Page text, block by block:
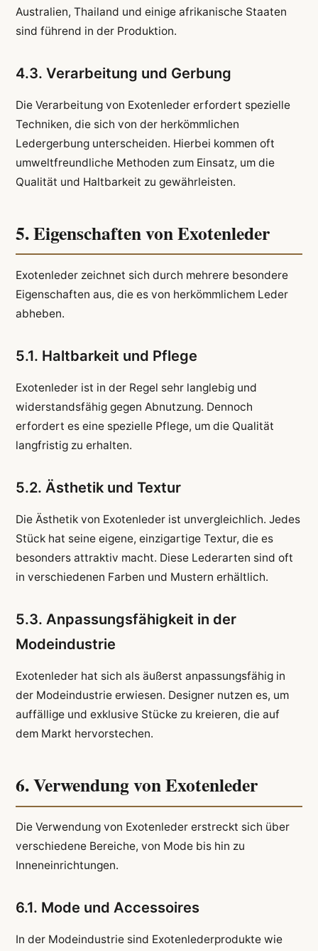
Australien, Thailand und einige afrikanische Staaten
sind führend in der Produktion.
4.3. Verarbeitung und Gerbung
Die Verarbeitung von Exotenleder erfordert spezielle
Techniken, die sich von der herkömmlichen
Ledergerbung unterscheiden. Hierbei kommen oft
umweltfreundliche Methoden zum Einsatz, um die
Qualität und Haltbarkeit zu gewährleisten.
5. Eigenschaften von Exotenleder
Exotenleder zeichnet sich durch mehrere besondere
Eigenschaften aus, die es von herkömmlichem Leder
abheben.
5.1. Haltbarkeit und Pflege
Exotenleder ist in der Regel sehr langlebig und
widerstandsfähig gegen Abnutzung. Dennoch
erfordert es eine spezielle Pflege, um die Qualität
langfristig zu erhalten.
5.2. Ästhetik und Textur
Die Ästhetik von Exotenleder ist unvergleichlich. Jedes
Stück hat seine eigene, einzigartige Textur, die es
besonders attraktiv macht. Diese Lederarten sind oft
in verschiedenen Farben und Mustern erhältlich.
5.3. Anpassungsfähigkeit in der
Modeindustrie
Exotenleder hat sich als äußerst anpassungsfähig in
der Modeindustrie erwiesen. Designer nutzen es, um
auffällige und exklusive Stücke zu kreieren, die auf
dem Markt hervorstechen.
6. Verwendung von Exotenleder
Die Verwendung von Exotenleder erstreckt sich über
verschiedene Bereiche, von Mode bis hin zu
Inneneinrichtungen.
6.1. Mode und Accessoires
In der Modeindustrie sind Exotenlederprodukte wie